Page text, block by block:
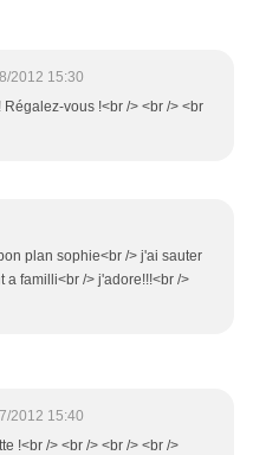
2012 15:30
Régalez-vous !<br /> <br /> <br
plan sophie<br /> j'ai sauter
a familli<br /> j'adore!!!<br />
2012 15:40
!<br /> <br /> <br /> <br />